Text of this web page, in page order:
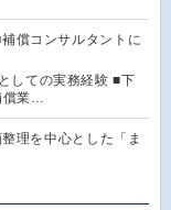
償コンサルタントに
しての実務経験 ■下
業…
理を中心とした「ま